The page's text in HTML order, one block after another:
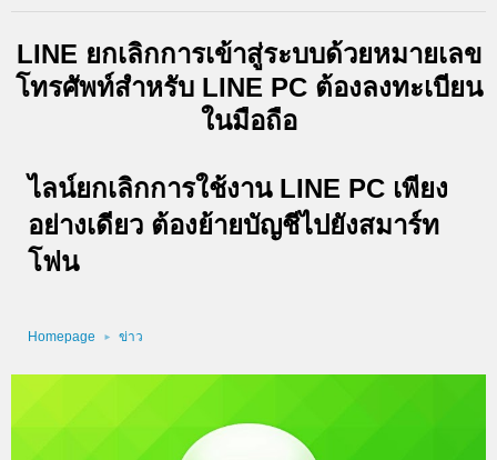
LINE ยกเลิกการเข้าสู่ระบบด้วยหมายเลข
โทรศัพท์สำหรับ LINE PC ต้องลงทะเบียน
ในมือถือ
ไลน์ยกเลิกการใช้งาน LINE PC เพียง
อย่างเดียว ต้องย้ายบัญชีไปยังสมาร์ท
โฟน
Homepage ข่าว